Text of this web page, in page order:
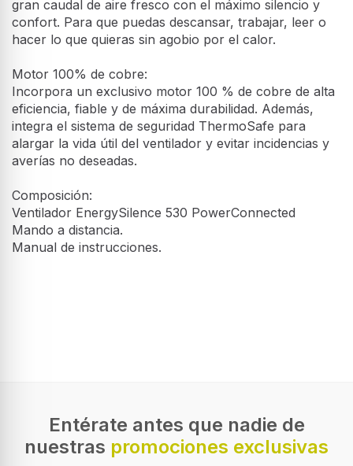
gran caudal de aire fresco con el máximo silencio y
confort. Para que puedas descansar, trabajar, leer o
hacer lo que quieras sin agobio por el calor.
Motor 100% de cobre:
Incorpora un exclusivo motor 100 % de cobre de alta
eficiencia, fiable y de máxima durabilidad. Además,
integra el sistema de seguridad ThermoSafe para
alargar la vida útil del ventilador y evitar incidencias y
averías no deseadas.
Composición:
Ventilador EnergySilence 530 PowerConnected
Mando a distancia.
Manual de instrucciones.
Azul, Blanco
Ubicación
Entérate antes que nadie de
nuestras promociones exclusivas